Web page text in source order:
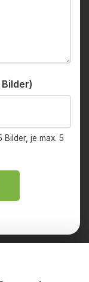
Bilder, je max. 5